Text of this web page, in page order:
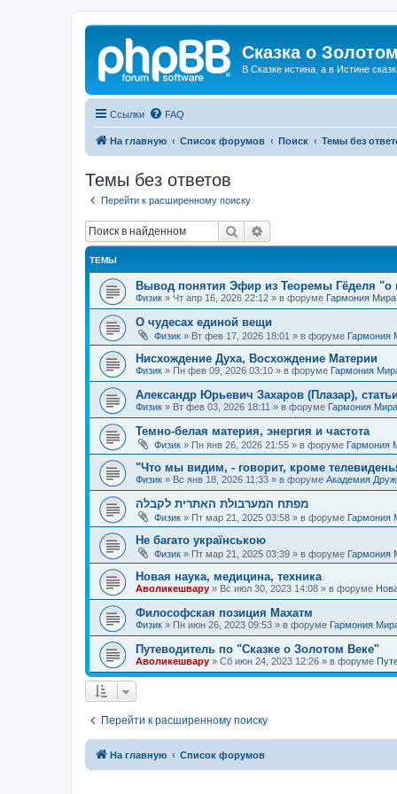
Сказка о
В Сказке истина, а в Истине
Ссылки FAQ
На главную Список форумов Поиск Темы без
Темы без ответов
Перейти к расширенному поиску
Поиск
ТЕМЫ
Вывод понятия Эфир из Теоремы Гёделя "о
Физик » Чт апр 16, 2026 22:12 » в форуме Гармония Мира
О чудесах единой вещи
Физик » Вт фев 17, 2026 18:01 » в форуме Гармония
Нисхождение Духа, Восхождение Материи
Физик » Пн фев 09, 2026 03:10 » в форуме Гармония
Александр Юрьевич Захаров (Плазар), статьи
Физик » Вт фев 03, 2026 18:11 » в форуме Гармония Мира
Темно-белая материя, энергия и частота
Физик » Пн янв 26, 2026 21:55 » в форуме Гармония
"Что мы видим, - говорит, кроме
Физик » Вс янв 18, 2026 11:33 » в форуме Академия
מפתח המערבולת האתרית לקבלה
Физик » Пт мар 21, 2025 03:58 » в форуме Гармония
Не багато українською
Физик » Пт мар 21, 2025 03:39 » в форуме Гармония
Новая наука, медицина, техника
Аволикешвару » Вс июл 30, 2023 14:08 » в форуме
Философская позиция Махатм
Физик » Пн июн 26, 2023 09:53 » в форуме Гармония
Путеводитель по "Сказке о Золотом Веке"
Аволикешвару » Сб июн 24, 2023 12:26 » в форуме
Перейти к расширенному поиску
На главную Список форумов